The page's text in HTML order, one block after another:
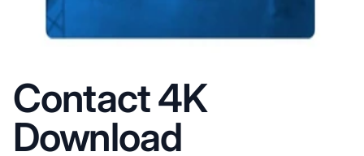
Contact 4K
Download